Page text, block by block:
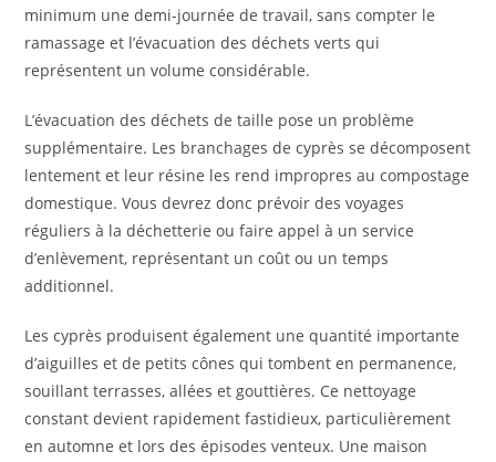
minimum une demi-journée de travail, sans compter le
ramassage et l’évacuation des déchets verts qui
représentent un volume considérable.
L’évacuation des déchets de taille pose un problème
supplémentaire. Les branchages de cyprès se décomposent
lentement et leur résine les rend impropres au compostage
domestique. Vous devrez donc prévoir des voyages
réguliers à la déchetterie ou faire appel à un service
d’enlèvement, représentant un coût ou un temps
additionnel.
Les cyprès produisent également une quantité importante
d’aiguilles et de petits cônes qui tombent en permanence,
souillant terrasses, allées et gouttières. Ce nettoyage
constant devient rapidement fastidieux, particulièrement
en automne et lors des épisodes venteux. Une maison